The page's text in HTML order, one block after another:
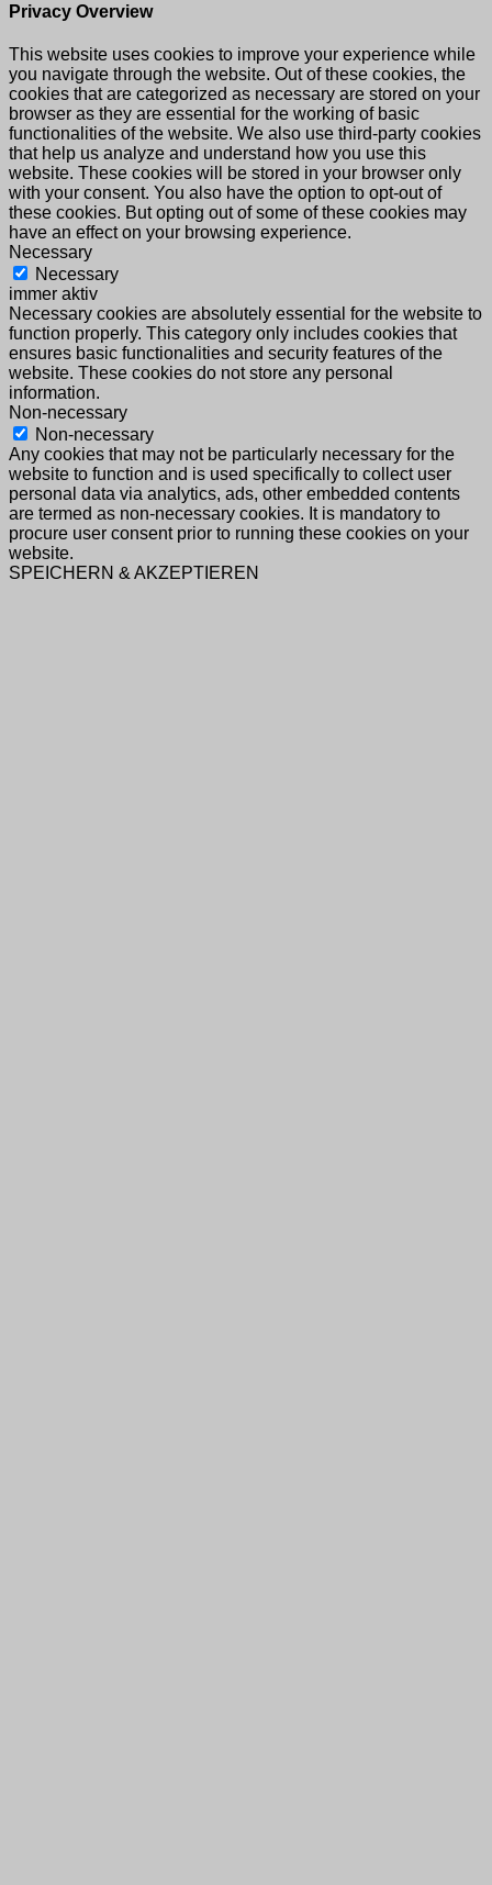
Privacy Overview
This website uses cookies to improve your experience while
you navigate through the website. Out of these cookies, the
cookies that are categorized as necessary are stored on your
browser as they are essential for the working of basic
functionalities of the website. We also use third-party cookies
that help us analyze and understand how you use this
website. These cookies will be stored in your browser only
with your consent. You also have the option to opt-out of
these cookies. But opting out of some of these cookies may
have an effect on your browsing experience.
Necessary
Necessary
immer aktiv
Necessary cookies are absolutely essential for the website to
function properly. This category only includes cookies that
ensures basic functionalities and security features of the
website. These cookies do not store any personal
information.
Non-necessary
Non-necessary
Any cookies that may not be particularly necessary for the
website to function and is used specifically to collect user
personal data via analytics, ads, other embedded contents
are termed as non-necessary cookies. It is mandatory to
procure user consent prior to running these cookies on your
website.
SPEICHERN & AKZEPTIEREN